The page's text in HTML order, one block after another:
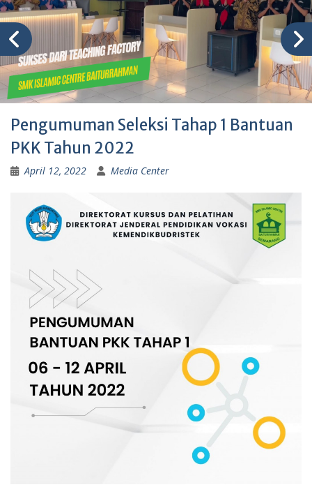
Pengumuman Seleksi Tahap 1 Bantuan
PKK Tahun 2022
April 12, 2022 Media Center